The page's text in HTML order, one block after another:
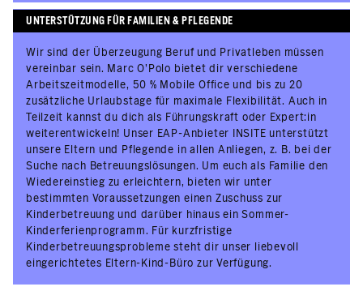
UNTERSTÜTZUNG FÜR FAMILIEN & PFLEGENDE
Wir sind der Überzeugung Beruf und Privatleben müssen
vereinbar sein. Marc O’Polo bietet dir verschiedene
Arbeitszeitmodelle, 50 % Mobile Office und bis zu 20
zusätzliche Urlaubstage für maximale Flexibilität. Auch in
Teilzeit kannst du dich als Führungskraft oder Expert:in
weiterentwickeln! Unser EAP-Anbieter INSITE unterstützt
unsere Eltern und Pflegende in allen Anliegen, z. B. bei der
Suche nach Betreuungslösungen. Um euch als Familie den
Wiedereinstieg zu erleichtern, bieten wir unter
bestimmten Voraussetzungen einen Zuschuss zur
Kinderbetreuung und darüber hinaus ein Sommer-
Kinderferienprogramm. Für kurzfristige
Kinderbetreuungsprobleme steht dir unser liebevoll
eingerichtetes Eltern-Kind-Büro zur Verfügung.